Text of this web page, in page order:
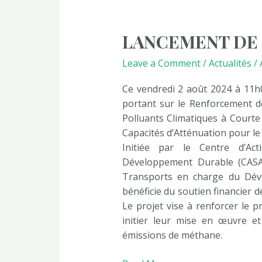
LANCEMENT DE
Leave a Comment/Actualités /
Ce vendredi 2 août 2024 à
portant sur le Renforcement
Polluants Climatiques à
Capacités d’Atténuation pour
Initiée par le Centre
Développement Durable
Transports en charge du
bénéficie du soutien financier
Le projet vise à renforcer le
initier leur mise en œuvre et
émissions de méthane.
PROJET